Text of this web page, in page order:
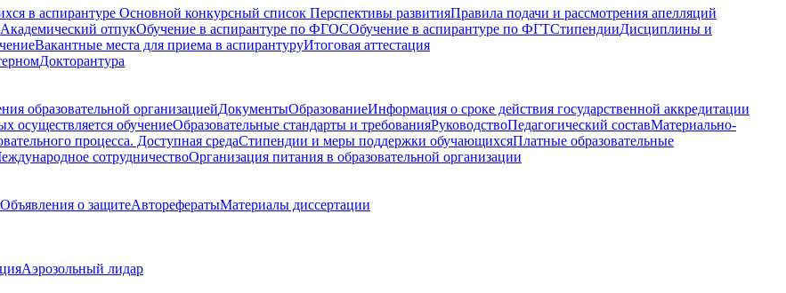
в аспирантуре Основной конкурсный список Перспективы развитияПравила подачи и рассмотрения апелляций
Академический отпукОбучение в аспирантуре по ФГОСОбучение в аспирантуре по ФГТСтипендииДисциплины и
Вакантные места для приема в аспирантуруИтоговая аттестация
Докторантура
образовательной организациейДокументыОбразованиеИнформация о сроке действия государственной аккредитации
осуществляется обучениеОбразовательные стандарты и требованияРуководствоПедагогический составМатериально-
процесса. Доступная средаСтипендии и меры поддержки обучающихсяПлатные образовательные
сотрудничествоОрганизация питания в образовательной организации
Объявления о защитеАвторефератыМатериалы диссертации
Аэрозольный лидар